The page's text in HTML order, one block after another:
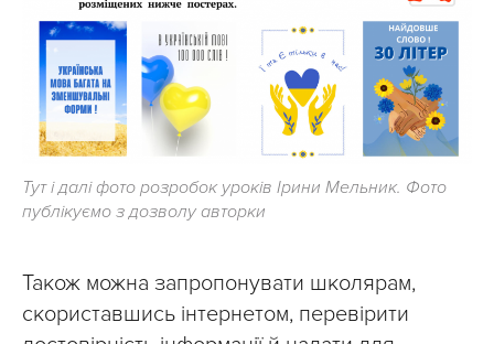
Тут і далі фото розробок уроків Ірини Мельник. Фото
публікуємо з дозволу авторки
Також можна запропонувати школярам,
скориставшись інтернетом, перевірити